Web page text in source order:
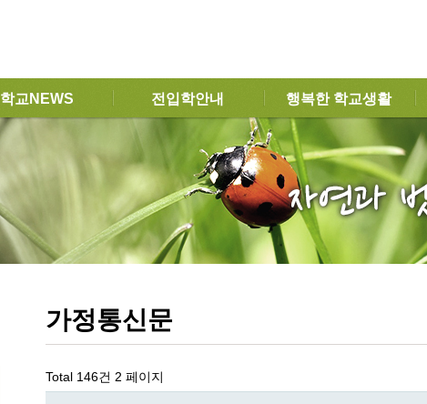
학교NEWS 전입학안내 행복한 학교생활
가정통신문
Total 146건 2 페이지